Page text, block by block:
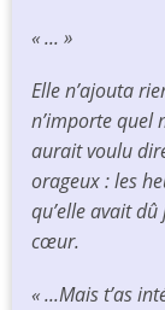
« ... »
Elle n’ajouta
n’importe quel
aurait voulu
orageux : les
qu’elle avait
cœur.
« ...Mais t’as